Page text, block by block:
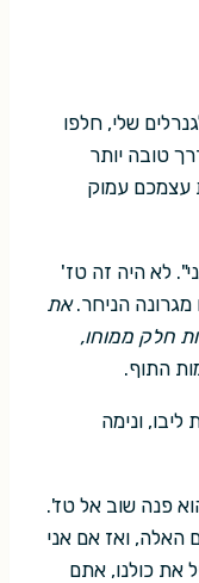
שלי, חלפו
טובה יותר
עמוק
לא היה זה טז'
הניחר.את
חלק ממוחו,
התוף.
ונימה
פנה שוב אל טז'.
האלה, ואז אם אני
את כולנו, אתם